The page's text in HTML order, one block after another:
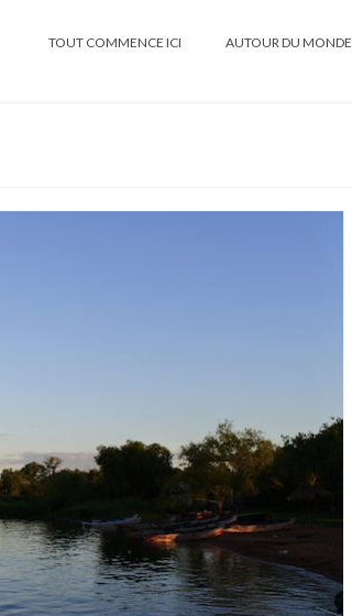
TOUT COMMENCE ICI AUTOUR DU MONDE